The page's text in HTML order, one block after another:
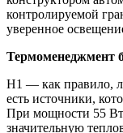
контролируемой
уверенное
Термоменеджмент
H1 — как правило,
есть источники,
При мощности 55 Вт
значительную